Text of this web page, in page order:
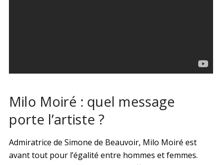
Milo Moiré : quel message
porte l’artiste ?
Admiratrice de Simone de Beauvoir, Milo Moiré est
avant tout pour l’égalité entre hommes et femmes.